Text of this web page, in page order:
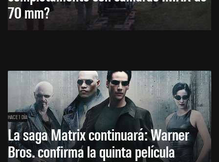
70 mm?
HACE 1 DÍA
La saga Matrix continuará: Warner
Bros. confirma la quinta película